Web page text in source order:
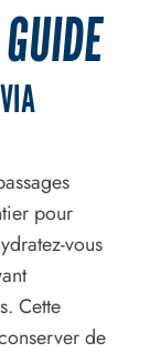
pour
vous
Cette
de